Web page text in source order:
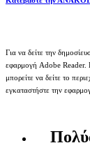
Για να δείτε την
εφαρμογή Adobe Reader.
μπορείτε να δείτε το
εγκαταστήστε την